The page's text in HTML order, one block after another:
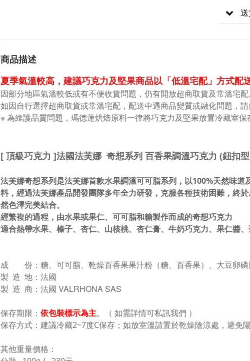
商品描述
夏季氣溫較高，建議巧克力及堅果商品以「低溫宅配」方式配
因部分地區氣溫較低或有不便收貨問題，仍有開放超商取貨及常溫宅配
如因自行選擇超商取貨或常溫宅配，配送中遇商品變質或融化問題，
※ 為維護品質問題，瑪德蓮烘焙原料一律將巧克力及堅果放置冷藏室保
[ 頂級巧克力 ]法國法芙娜 奇想系列 百香果調溫巧克力 (鈕扣
法芙娜奇想系列是法芙娜首款水果調溫可可脂系列，以100%天然味
料，經過法芙娜產品開發團隊多年全力研發，克服各種技術困難，終
然色澤完美結合。
經繁複的過程，由水果或果仁、可可脂和糖製作而成的奇想巧克力
適合熱帶水果、榛子、杏仁、山核桃、杏仁膏、牛奶巧克力、果仁醬
成 份：糖、可可脂、乾燥百香果果汁粉（糖、百香果）、大豆卵磷
製 造 地：法國
製 造 商：法國 VALRHONA SAS
保存期限： 依包裝標示為主。（ 如需詳情可私訊我們 ）
保存方式：建議冷藏2~7度C保存；如放室溫請置於乾燥陰涼處，避免陽
其他重量價格：